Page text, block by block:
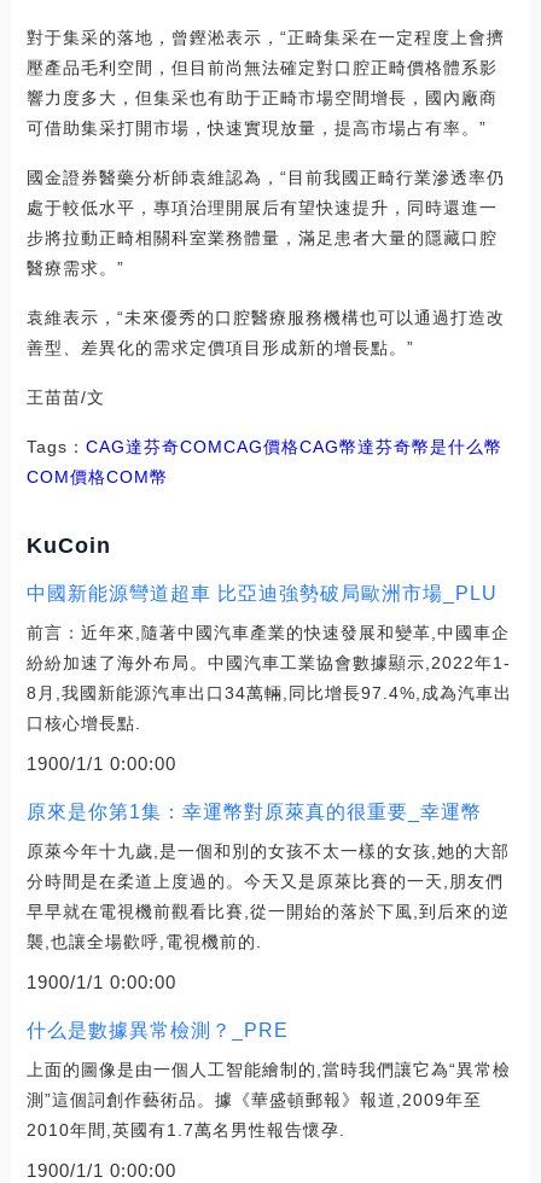
對于集采的落地，曾鏗淞表示，“正畸集采在一定程度上會擠
壓產品毛利空間，但目前尚無法確定對口腔正畸價格體系影
響力度多大，但集采也有助于正畸市場空間增長，國內廠商
可借助集采打開市場，快速實現放量，提高市場占有率。”
國金證券醫藥分析師袁維認為，“目前我國正畸行業滲透率仍
處于較低水平，專項治理開展后有望快速提升，同時還進一
步將拉動正畸相關科室業務體量，滿足患者大量的隱藏口腔
醫療需求。”
袁維表示，“未來優秀的口腔醫療服務機構也可以通過打造改
善型、差異化的需求定價項目形成新的增長點。”
王苗苗/文
Tags： CAG達芬奇COMCAG價格CAG幣達芬奇幣是什么幣
COM價格COM幣
KuCoin
中國新能源彎道超車 比亞迪強勢破局歐洲市場_PLU
前言：近年來,隨著中國汽車產業的快速發展和變革,中國車企
紛紛加速了海外布局。中國汽車工業協會數據顯示,2022年1-
8月,我國新能源汽車出口34萬輛,同比增長97.4%,成為汽車出
口核心增長點.
1900/1/1 0:00:00
原來是你第1集：幸運幣對原萊真的很重要_幸運幣
原萊今年十九歲,是一個和別的女孩不太一樣的女孩,她的大部
分時間是在柔道上度過的。今天又是原萊比賽的一天,朋友們
早早就在電視機前觀看比賽,從一開始的落於下風,到后來的逆
襲,也讓全場歡呼,電視機前的.
1900/1/1 0:00:00
什么是數據異常檢測？_PRE
上面的圖像是由一個人工智能繪制的,當時我們讓它為“異常檢
測”這個詞創作藝術品。據《華盛頓郵報》報道,2009年至
2010年間,英國有1.7萬名男性報告懷孕.
1900/1/1 0:00:00